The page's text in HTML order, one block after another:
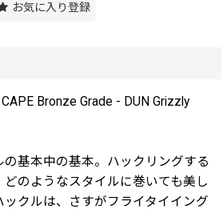
お気に入り登録
CAPE Bronze Grade - DUN Grizzly
基本中の基本。ハックリングする
のようなスタイルに巻いても美し
クルは、さすがフライタイイング